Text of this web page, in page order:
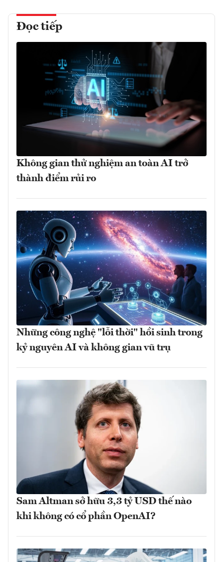
Đọc tiếp
Không gian thử nghiệm an toàn AI trở
thành điểm rủi ro
Những công nghệ "lỗi thời" hồi sinh trong
kỷ nguyên AI và không gian vũ trụ
Sam Altman sở hữu 3,3 tỷ USD thế nào
khi không có cổ phần OpenAI?